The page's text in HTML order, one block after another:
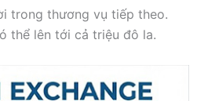
trong thương vụ tiếp theo.
thể lên tới cả triệu đô la.